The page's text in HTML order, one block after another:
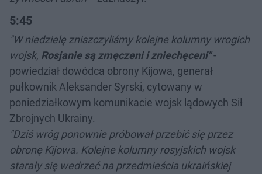
5:45
"W niedzielę zniszczyliśmy kolejne kolumny wrogich
wojsk, Rosjanie są zmęczeni i zniechęceni"-
powiedział dowódca obrony Kijowa, generał
pułkownik Aleksander Syrski, cytowany w
poniedziałkowym komunikacie wojsk lądowych Sił
Zbrojnych Ukrainy.
"Dziś wróg ponownie próbował przebić się przez
obronę Kijowa. Kolejne kolumny rosyjskich wojsk
starały się wedrzeć na przedmieścia ukraińskiej